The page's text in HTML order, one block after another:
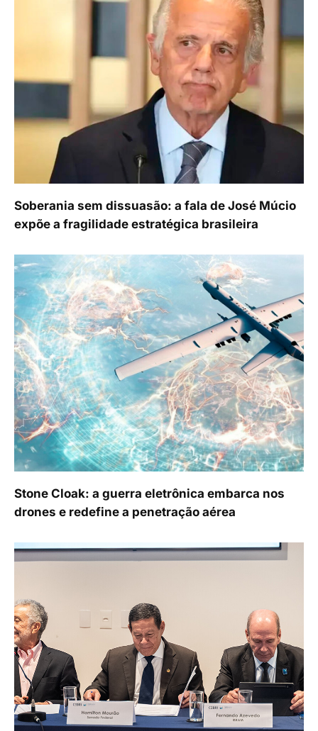
Soberania sem dissuasão: a fala de José Múcio
expõe a fragilidade estratégica brasileira
Stone Cloak: a guerra eletrônica embarca nos
drones e redefine a penetração aérea